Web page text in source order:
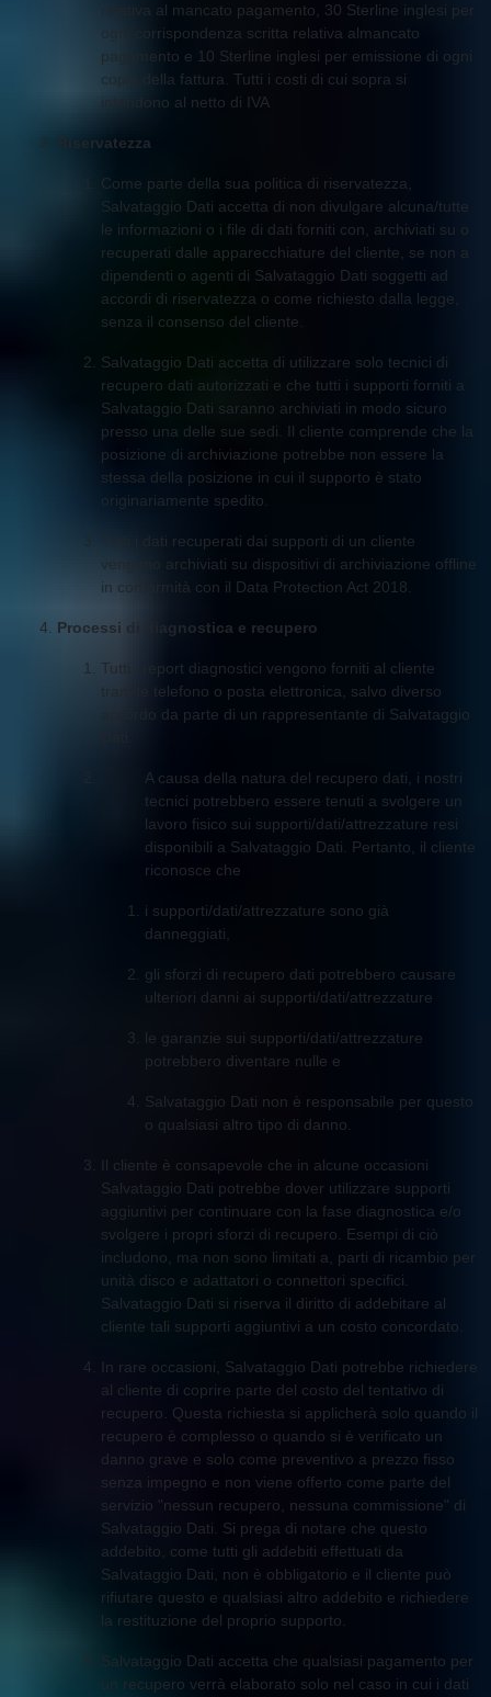
relativa al mancato pagamento, 30 Sterline inglesi per
ogni corrispondenza scritta relativa almancato
pagamento e 10 Sterline inglesi per emissione di ogni
copia della fattura. Tutti i costi di cui sopra si
intendono al netto di IVA
Riservatezza
Come parte della sua politica di riservatezza,
Salvataggio Dati accetta di non divulgare alcuna/tutte
le informazioni o i file di dati forniti con, archiviati su o
recuperati dalle apparecchiature del cliente, se non a
dipendenti o agenti di Salvataggio Dati soggetti ad
accordi di riservatezza o come richiesto dalla legge,
senza il consenso del cliente.
Salvataggio Dati accetta di utilizzare solo tecnici di
recupero dati autorizzati e che tutti i supporti forniti a
Salvataggio Dati saranno archiviati in modo sicuro
presso una delle sue sedi. Il cliente comprende che la
posizione di archiviazione potrebbe non essere la
stessa della posizione in cui il supporto è stato
originariamente spedito.
Tutti i dati recuperati dai supporti di un cliente
vengono archiviati su dispositivi di archiviazione offline
in conformità con il Data Protection Act 2018.
Processi di diagnostica e recupero
Tutti i report diagnostici vengono forniti al cliente
tramite telefono o posta elettronica, salvo diverso
accordo da parte di un rappresentante di Salvataggio
A causa della natura del recupero dati, i nostri
tecnici potrebbero essere tenuti a svolgere un
lavoro fisico sui supporti/dati/attrezzature resi
disponibili a Salvataggio Dati. Pertanto, il cliente
riconosce che
i supporti/dati/attrezzature sono già
danneggiati,
gli sforzi di recupero dati potrebbero causare
ulteriori danni ai supporti/dati/attrezzature
le garanzie sui supporti/dati/attrezzature
potrebbero diventare nulle e
Salvataggio Dati non è responsabile per questo
o qualsiasi altro tipo di danno.
Il cliente è consapevole che in alcune occasioni
Salvataggio Dati potrebbe dover utilizzare supporti
aggiuntivi per continuare con la fase diagnostica e/o
svolgere i propri sforzi di recupero. Esempi di ciò
includono, ma non sono limitati a, parti di ricambio per
unità disco e adattatori o connettori specifici.
Salvataggio Dati si riserva il diritto di addebitare al
cliente tali supporti aggiuntivi a un costo concordato.
In rare occasioni, Salvataggio Dati potrebbe richiedere
al cliente di coprire parte del costo del tentativo di
recupero. Questa richiesta si applicherà solo quando il
recupero è complesso o quando si è verificato un
danno grave e solo come preventivo a prezzo fisso
senza impegno e non viene offerto come parte del
servizio "nessun recupero, nessuna commissione" di
Salvataggio Dati. Si prega di notare che questo
addebito, come tutti gli addebiti effettuati da
Salvataggio Dati, non è obbligatorio e il cliente può
rifiutare questo e qualsiasi altro addebito e richiedere
la restituzione del proprio supporto.
Salvataggio Dati accetta che qualsiasi pagamento per
un recupero verrà elaborato solo nel caso in cui i dati